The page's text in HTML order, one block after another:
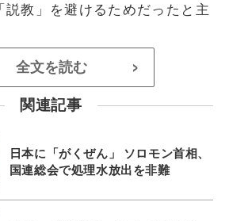
説教」を避けるためだったと主
全文を読む >
関連記事
日本に「がくぜん」 ソロモン首相、
国連総会で処理水放出を非難